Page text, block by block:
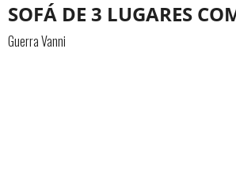
SOFÁ DE 3 LUGARES
Guerra Vanni